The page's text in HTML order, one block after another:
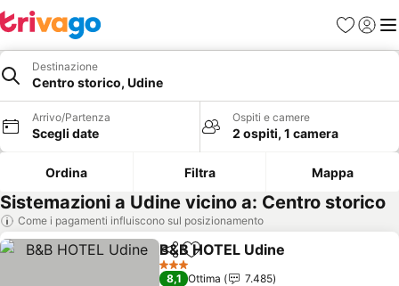
PreferitiAccedi
Destinazione
Centro storico, Udine
Arrivo/Partenza
Scegli date
Ospiti e camere
2 ospiti, 1 camera
Ordina Filtra Mappa
Sistemazioni a Udine vicino a: Centro storico
Come i pagamenti influiscono sul posizionamento
CondividiAggiungi ai preferiti
B&B HOTEL Udine
3 Stelle
8,1 Ottima
7.485